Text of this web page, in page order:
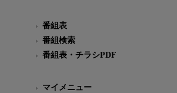
番組表
番組検索
番組表・チラシPDF
マイメニュー